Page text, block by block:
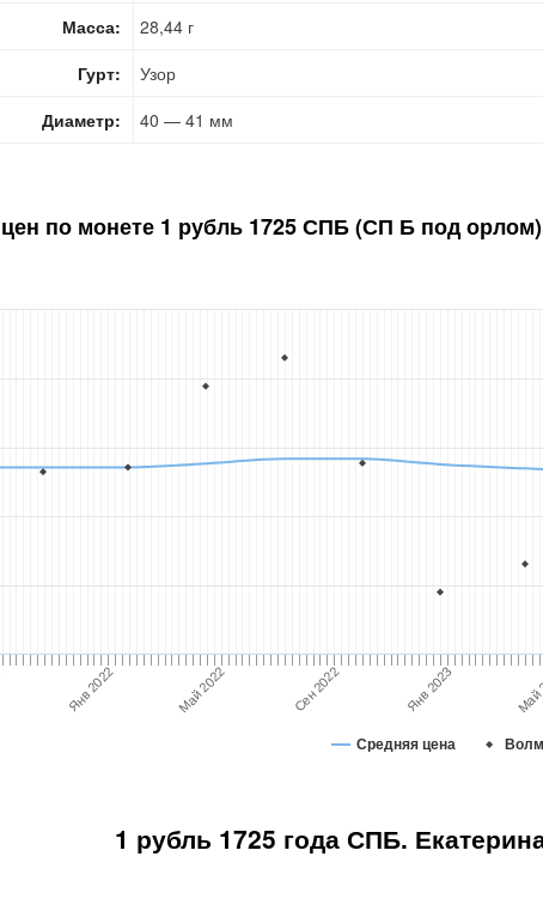
Масса:
28,44 г
Гурт:
Узор
Диаметр:
40 — 41 мм
по монете 1 рубль 1725 СПБ (СП Б под
Средняя цена
Янв 2022 Май 2022 Сен 2022 Янв 2023
1 рубль 1725 года СПБ.